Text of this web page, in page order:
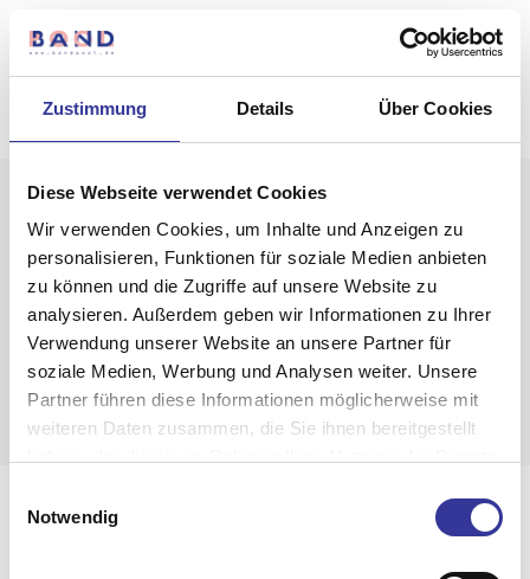
Zustimmung Details Über Cookies
Diese Webseite verwendet Cookies
Wir verwenden Cookies, um Inhalte und Anzeigen zu
personalisieren, Funktionen für soziale Medien anbieten
zu können und die Zugriffe auf unsere Website zu
analysieren. Außerdem geben wir Informationen zu Ihrer
Verwendung unserer Website an unsere Partner für
soziale Medien, Werbung und Analysen weiter. Unsere
Partner führen diese Informationen möglicherweise mit
weiteren Daten zusammen, die Sie ihnen bereitgestellt
Datenschutzerklärung
Notwendig
Nothing to Show
Right Now
It appears whatever you were looking for is
no longer here or perhaps wasn't here to
begin with. You might want to try starting
over from the homepage to see if you can
find what you're after from there.